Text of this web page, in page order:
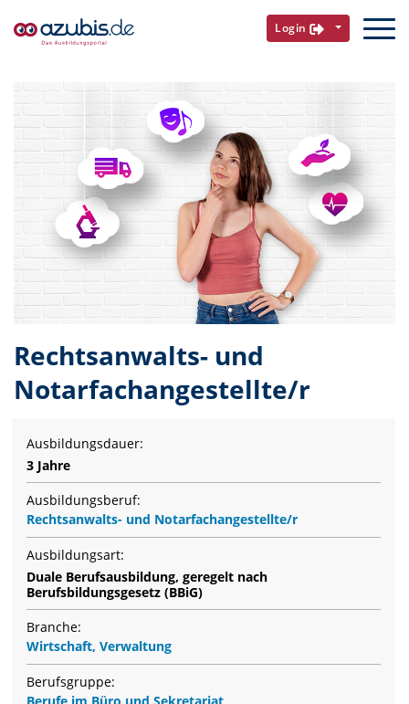
Login
Rechtsanwalts- und
Notarfachangestellte/r
Ausbildungsdauer:
3 Jahre
Ausbildungsberuf:
Rechtsanwalts- und Notarfachangestellte/r
Ausbildungsart:
Duale Berufsausbildung, geregelt nach
Berufsbildungsgesetz (BBiG)
Branche:
Wirtschaft, Verwaltung
Berufsgruppe: